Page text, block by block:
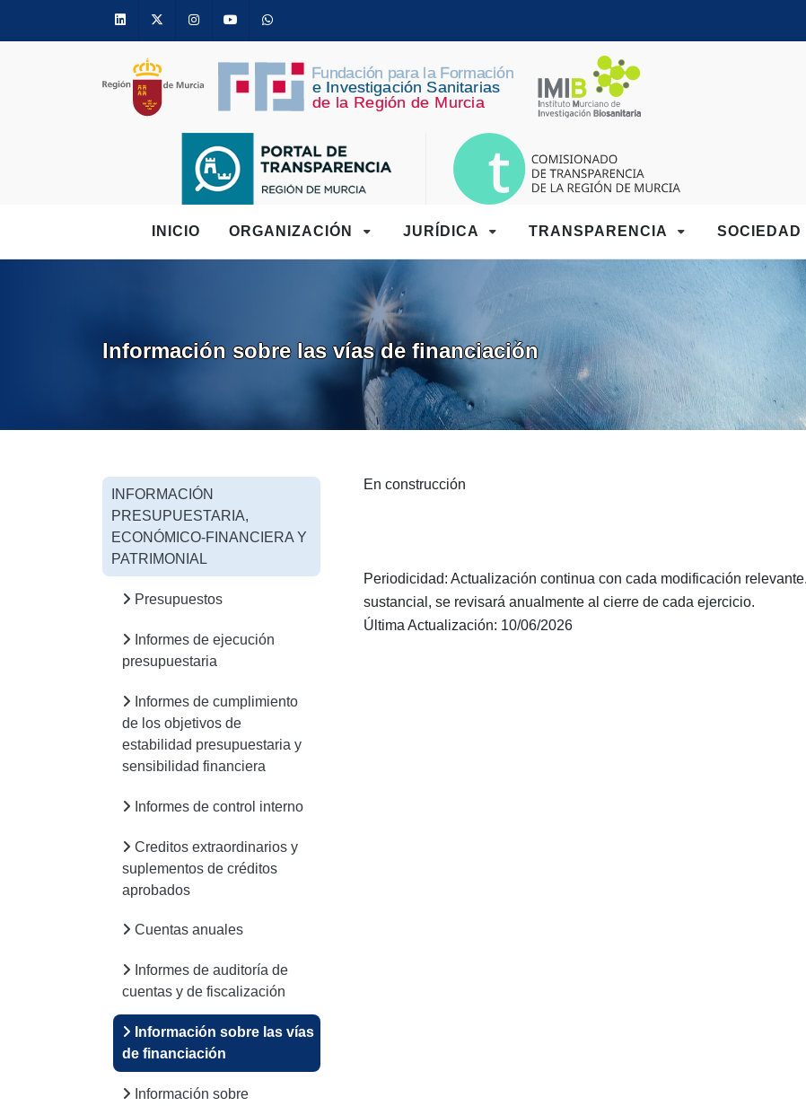
Linkedin Twitter InstagramYoutube
INICIO ORGANIZACIÓN JURÍDICA TRANSPARENCIA SOCIEDAD
Información sobre las vías de financiación
En construcción
Periodicidad: Actualización continua con cada modificación
sustancial, se revisará anualmente al cierre de cada ejercicio.
Última Actualización: 10/06/2026
INFORMACIÓN
PRESUPUESTARIA,
ECONÓMICO-FINANCIERA Y
PATRIMONIAL
Presupuestos
Informes de ejecución
presupuestaria
Informes de cumplimiento
de los objetivos de
estabilidad presupuestaria y
sensibilidad financiera
Informes de control interno
Creditos extraordinarios y
suplementos de créditos
aprobados
Cuentas anuales
Informes de auditoría de
cuentas y de fiscalización
Información sobre las vías
de financiación
Información sobre